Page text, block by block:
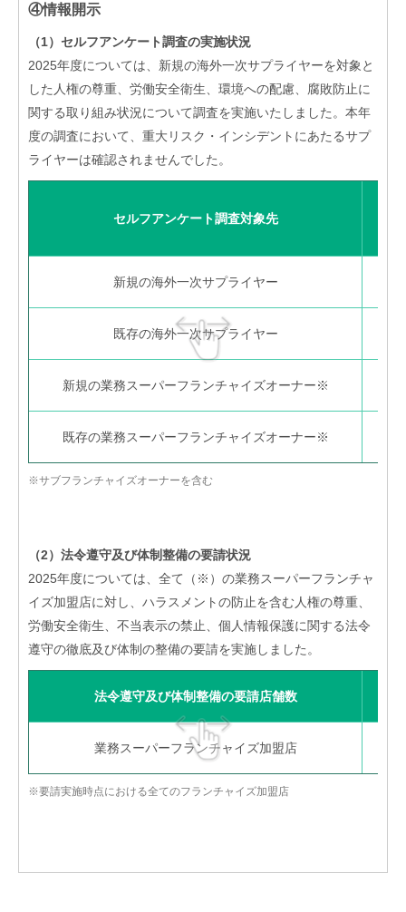
④情報開示
（1）セルフアンケート調査の実施状況
2025年度については、新規の海外一次サプライヤーを対象と
した人権の尊重、労働安全衛生、環境への配慮、腐敗防止に
関する取り組み状況について調査を実施いたしました。本年
度の調査において、重大リスク・インシデントにあたるサプ
ライヤーは確認されませんでした。
※サブフランチャイズオーナーを含む
セルフアンケート調査対象先
新規の海外一次サプライヤー
既存の海外一次サプライヤー
新規の業務スーパーフランチャイズオーナー※
既存の業務スーパーフランチャイズオーナー※
（2）法令遵守及び体制整備の要請状況
2025年度については、全て（※）の業務スーパーフランチャ
イズ加盟店に対し、ハラスメントの防止を含む人権の尊重、
労働安全衛生、不当表示の禁止、個人情報保護に関する法令
遵守の徹底及び体制の整備の要請を実施しました。
※要請実施時点における全てのフランチャイズ加盟店
法令遵守及び体制整備の要請店舗数
業務スーパーフランチャイズ加盟店